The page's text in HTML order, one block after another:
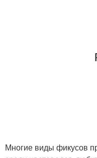
Многие виды фикусов